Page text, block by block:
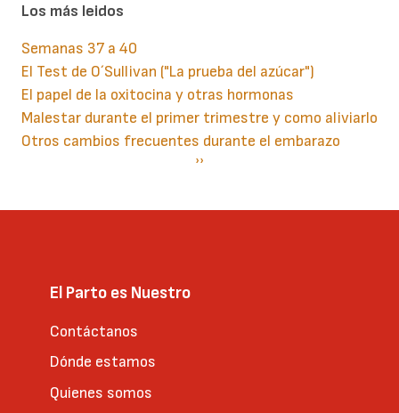
Los más leidos
Semanas 37 a 40
El Test de O´Sullivan ("La prueba del azúcar")
El papel de la oxitocina y otras hormonas
Malestar durante el primer trimestre y como aliviarlo
Otros cambios frecuentes durante el embarazo
Siguiente
››
El Parto es Nuestro
Contáctanos
Dónde estamos
Quienes somos